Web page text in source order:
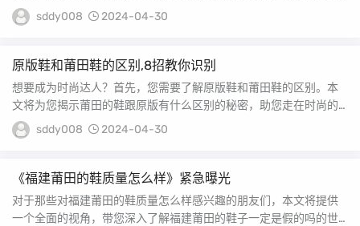
触觉更加敏锐。 莆田...
sddy008 2024-04-30
原版鞋和莆田鞋的区别,8招教你识别
想要成为时尚达人？首先，您需要了解原版鞋和莆田鞋的区别。本
文将为您揭示莆田的鞋跟原版有什么区别的秘密，助您走在时尚的
前沿。 椰子鞋莆田和...
sddy008 2024-04-30
《福建莆田的鞋质量怎么样》紧急曝光
对于那些对福建莆田的鞋质量怎么样感兴趣的朋友们，本文将提供
一个全面的视角，带您深入了解福建莆田的鞋子一定是假的吗的世